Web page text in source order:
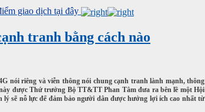
giao dịch tại đây
tranh bằng cách nào
nói riêng và viễn thông nói chung cạnh tranh lành mạnh, thông
được Thứ trưởng Bộ TT&TT Phan Tâm đưa ra bên lề một Hội
sẽ nỗ lực để đảm bảo người dân được hưởng lợi ích cao nhất từ